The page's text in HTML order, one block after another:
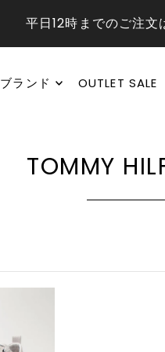
平日12時までのご注文
ブランド OUTLET SALE
TOMMY